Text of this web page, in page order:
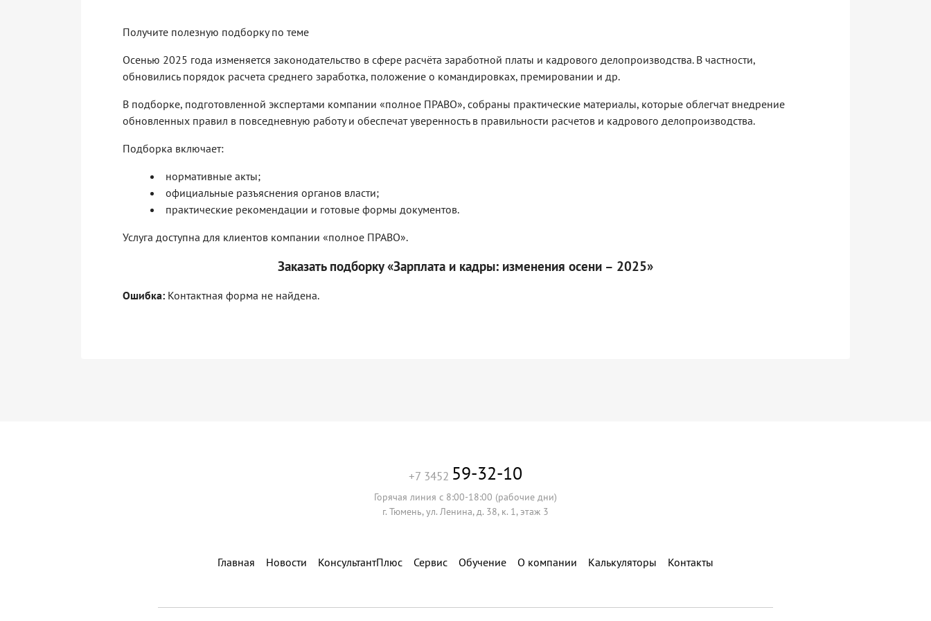
Получите полезную подборку по теме
Осенью 2025 года изменяется законодательство в сфере расчёта заработной платы и кадрового делопроизводства. В частности,
обновились порядок расчета среднего заработка, положение о командировках, премировании и др.
В подборке, подготовленной экспертами компании «полное ПРАВО», собраны практические материалы, которые облегчат внедрение
обновленных правил в повседневную работу и обеспечат уверенность в правильности расчетов и кадрового делопроизводства.
Подборка включает:
нормативные акты;
официальные разъяснения органов власти;
практические рекомендации и готовые формы документов.
Услуга доступна для клиентов компании «полное ПРАВО».
Заказать подборку «Зарплата и кадры: изменения осени – 2025»
Ошибка: Контактная форма не найдена.
+7 3452 59-32-10
Горячая линия с 8:00-18:00 (рабочие дни)
г. Тюмень, ул. Ленина, д. 38, к. 1, этаж 3
Главная Новости КонсультантПлюс Сервис Обучение О компании Калькуляторы Контакты